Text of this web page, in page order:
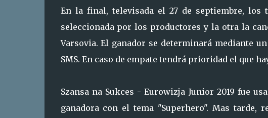
En la final, televisada el 27 de septiembre,
seleccionada por los productores y la otra la
Varsovia. El ganador se determinará mediante
SMS. En caso de empate tendrá prioridad el que
Szansa na Sukces - Eurowizja Junior 2019 fue
ganadora con el tema "Superhero". Mas